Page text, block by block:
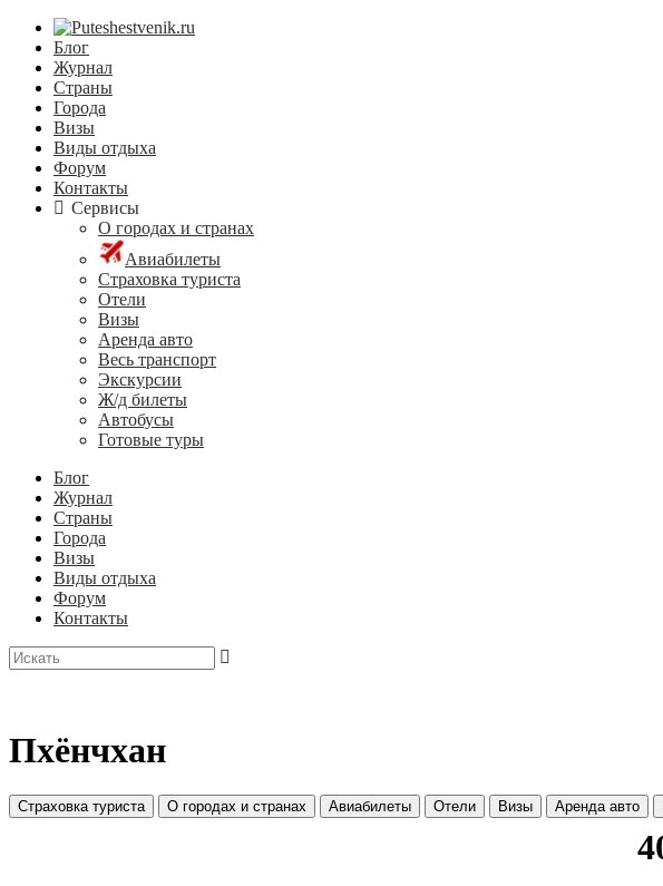
Блог
Журнал
Страны
Города
Визы
Виды отдыха
Форум
Контакты
Сервисы
О городах и странах
Авиабилеты
Страховка туриста
Отели
Визы
Аренда авто
Весь транспорт
Экскурсии
Ж/д билеты
Автобусы
Готовые туры
Блог
Журнал
Страны
Города
Визы
Виды отдыха
Форум
Контакты
Пхёнчхан
Страховка туриста О городах и странах Авиабилеты Отели Визы Аренда авто